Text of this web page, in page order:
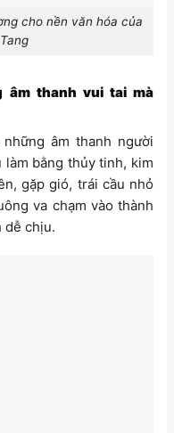
cho nền văn hóa của
âm thanh vui tai mà
âm thanh người
bằng thủy tinh, kim
gặp gió, trái cầu nhỏ
va chạm vào thành
dễ chịu.